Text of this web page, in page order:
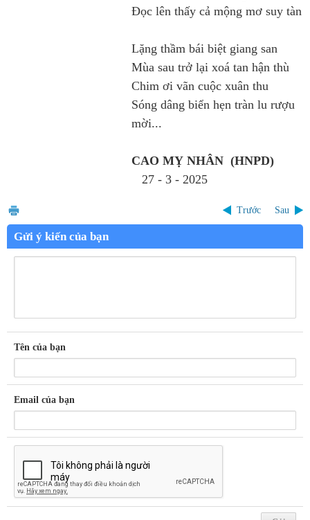
Đọc lên thấy cả mộng mơ suy tàn
Lặng thầm bái biệt giang san
Mùa sau trở lại xoá tan hận thù
Chim ơi vãn cuộc xuân thu
Sóng dâng biển hẹn tràn lu rượu
mời...
CAO MỴ NHÂN (HNPD)
27 - 3 - 2025
Trước Sau
Gửi ý kiến của bạn
Tên của bạn
Email của bạn